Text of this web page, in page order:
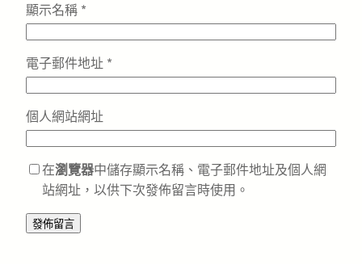
顯示名稱 *
電子郵件地址 *
個人網站網址
在瀏覽器中儲存顯示名稱、電子郵件地址及個人網
站網址，以供下次發佈留言時使用。